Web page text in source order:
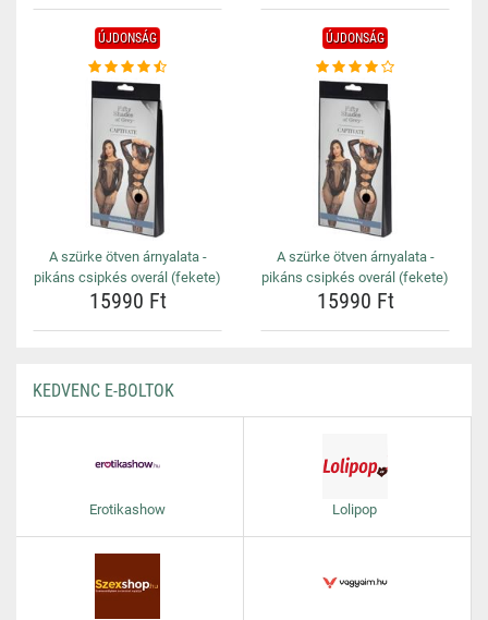
ÚJDONSÁG
A szürke ötven árnyalata -
pikáns csipkés overál (fekete)
15990 Ft
ÚJDONSÁG
A szürke ötven árnyalata -
pikáns csipkés overál (fekete)
15990 Ft
KEDVENC E-BOLTOK
Erotikashow Lolipop